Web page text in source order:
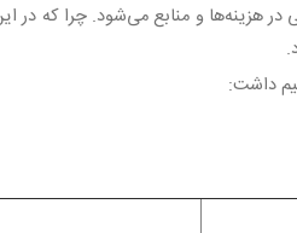
هزینه‌ها و منابع می‌شود. چرا که در
.
داشت: